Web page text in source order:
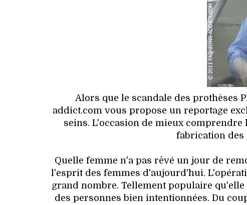
Alors que le scandale des prothèses
addict.com vous propose un reportage
seins. L'occasion de mieux comprendre
fabrication des
Quelle femme n'a pas rêvé un jour de
l'esprit des femmes d'aujourd'hui.
grand nombre. Tellement populaire
des personnes bien intentionnées. Du